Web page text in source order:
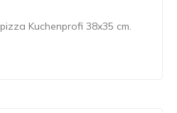
Kuchenprofi 38x35 cm.